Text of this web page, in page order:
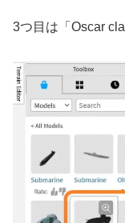
3つ目は「Oscar